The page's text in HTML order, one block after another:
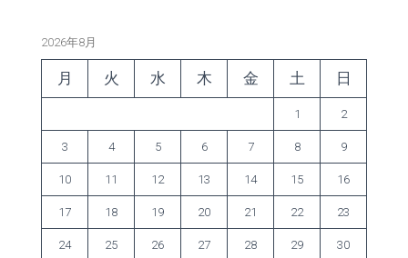
2026年8月
月 火 水 木 金 土 日
1 2
3 4 5 6 7 8 9
10 11 12 13 14 15 16
17 18 19 20 21 22 23
24 25 26 27 28 29 30